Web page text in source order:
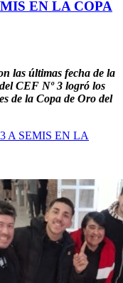
EN LA COPA
las últimas fecha de la
CEF Nº 3 logró los
de la Copa de Oro del
A SEMIS EN LA